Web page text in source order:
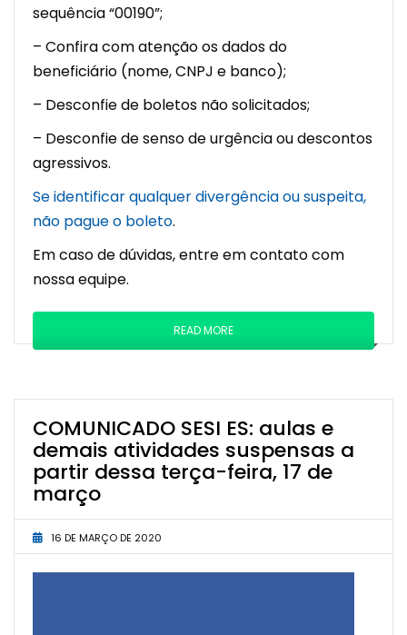
sequência “00190”;
– Confira com atenção os dados do
beneficiário (nome, CNPJ e banco);
– Desconfie de boletos não solicitados;
– Desconfie de senso de urgência ou descontos
agressivos.
Se identificar qualquer divergência ou suspeita,
não pague o boleto.
Em caso de dúvidas, entre em contato com
nossa equipe.
READ MORE
COMUNICADO SESI ES: aulas e
demais atividades suspensas a
partir dessa terça-feira, 17 de
março
16 DE MARÇO DE 2020